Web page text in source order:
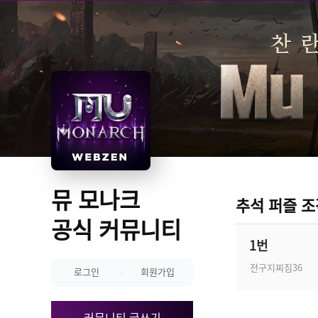
뮤 모나크
공식 커뮤니티
로그인 회원가입
추석 퍼즐
1번
전구지찌짐36